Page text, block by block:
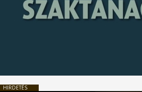
HIRDETÉS